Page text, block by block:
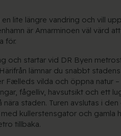
lite längre vandring och vill
är Amarminoen väl värd
för.
och startar vid DR Byen
lämnar du snabbt
Fælleds vilda och öppna natur –
fågelliv, havsutsikt och ett
staden. Turen avslutas i den
kullerstensgator och gamla
tillbaka.